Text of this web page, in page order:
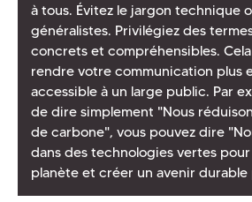
à tous. Évitez le jargon technique
généralistes. Privilégiez des
concrets et compréhensibles.
rendre votre communication plus
accessible à un large public. Par
de dire simplement "Nous
de carbone", vous pouvez dire
dans des technologies vertes
planète et créer un avenir durable